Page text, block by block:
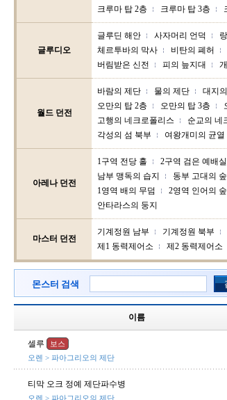
크루마 탑 2층
크루마 탑 3층
글루디오
글루딘 해안 사자머리 언덕
체르투바의 막사
비탄의 폐허
버림받은 신전
피의 늪지대
월드 던전
바람의 제단 물의 제단 대지
오만의 탑 2층
오만의 탑 3층
고행의 네크로폴리스
순교의 네
각성의 섬 북부
여왕개미의 균열
아레나 던전
1구역 전당 홀 2구역 검은 예배실
남부 맹독의 습지
동부 고대의 숲
1영역 배의 무덤
2영역 인어의 숲
안타라스의 둥지
마스터 던전
기계정원 남부 기계정원 북부
제1 동력제어소
제2 동력제어소
몬스터 검색
이름
셀루
보스
오렌 > 파아그리오의 제단
티막 오크 정예 제단파수병
오렌 > 파아그리오의 제단